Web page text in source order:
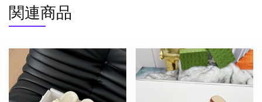
関連商品